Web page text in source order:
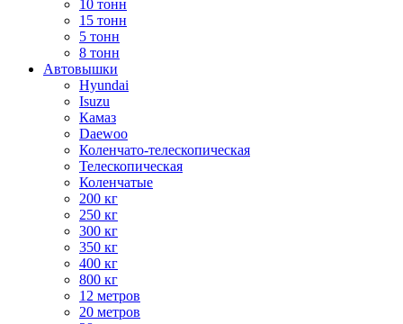
10 тонн
15 тонн
5 тонн
8 тонн
Автовышки
Hyundai
Isuzu
Камаз
Daewoo
Коленчато-телескопическая
Телескопическая
Коленчатые
200 кг
250 кг
300 кг
350 кг
400 кг
800 кг
12 метров
20 метров